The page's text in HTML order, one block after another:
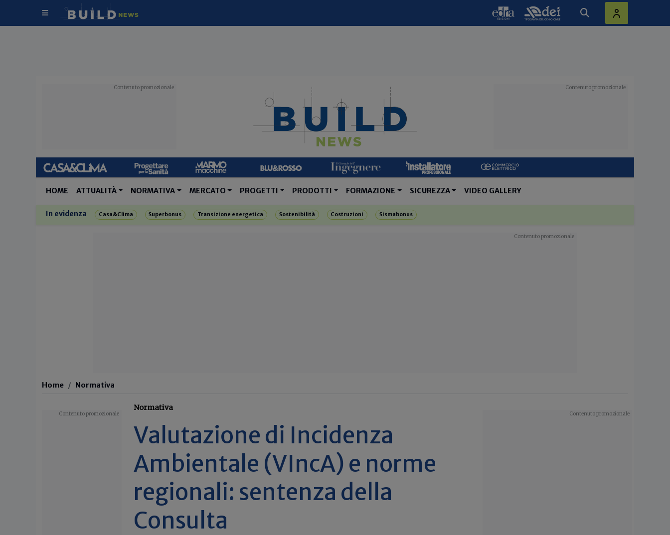
HOME ATTUALITÀ NORMATIVA MERCATO PROGETTI PRODOTTI FORMAZIONE SICUREZZA VIDEO GALLERY
In evidenza Casa&Clima Superbonus Transizione energetica Sostenibilità Costruzioni Sismabonus
Home Normativa
Normativa
Valutazione di Incidenza
Ambientale (VIncA) e norme
regionali: sentenza della
Consulta